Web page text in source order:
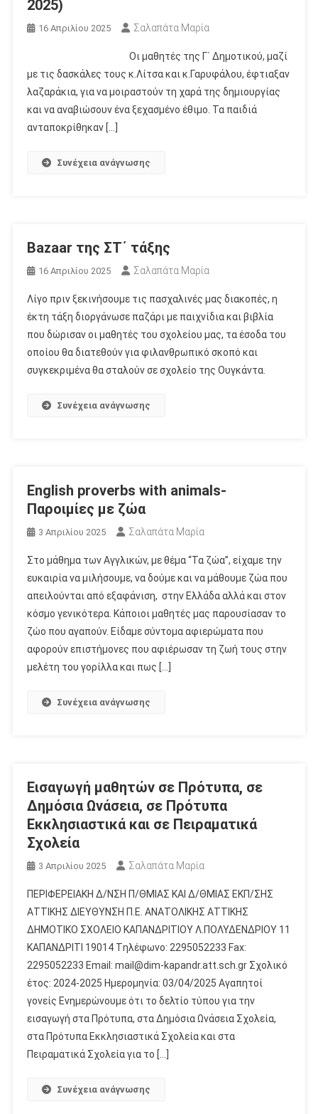
2025)
16 Απριλίου 2025 Σαλαπάτα Μαρία
Οι μαθητές της Γ΄ Δημοτικού, μαζί
με τις δασκάλες τους κ.Λίτσα και κ.Γαρυφάλου, έφτιαξαν
λαζαράκια, για να μοιραστούν τη χαρά της δημιουργίας
και να αναβιώσουν ένα ξεχασμένο έθιμο. Τα παιδιά
ανταποκρίθηκαν […]
Συνέχεια ανάγνωσης
Bazaar της ΣΤ΄ τάξης
16 Απριλίου 2025 Σαλαπάτα Μαρία
Λίγο πριν ξεκινήσουμε τις πασχαλινές μας διακοπές, η
έκτη τάξη διοργάνωσε παζάρι με παιχνίδια και βιβλία
που δώρισαν οι μαθητές του σχολείου μας, τα έσοδα του
οποίου θα διατεθούν για φιλανθρωπικό σκοπό και
συγκεκριμένα θα σταλούν σε σχολείο της Ουγκάντα.
Συνέχεια ανάγνωσης
English proverbs with animals-
Παροιμίες με ζώα
3 Απριλίου 2025 Σαλαπάτα Μαρία
Στο μάθημα των Αγγλικών, με θέμα “Τα ζώα”, είχαμε την
ευκαιρία να μιλήσουμε, να δούμε και να μάθουμε ζώα που
απειλούνται από εξαφάνιση, στην Ελλάδα αλλά και στον
κόσμο γενικότερα. Κάποιοι μαθητές μας παρουσίασαν το
ζώο που αγαπούν. Είδαμε σύντομα αφιερώματα που
αφορούν επιστήμονες που αφιέρωσαν τη ζωή τους στην
μελέτη του γορίλλα και πως […]
Συνέχεια ανάγνωσης
Εισαγωγή μαθητών σε Πρότυπα, σε
Δημόσια Ωνάσεια, σε Πρότυπα
Εκκλησιαστικά και σε Πειραματικά
Σχολεία
3 Απριλίου 2025 Σαλαπάτα Μαρία
ΠΕΡΙΦΕΡΕΙΑΚΗ Δ/ΝΣΗ Π/ΘΜΙΑΣ ΚΑΙ Δ/ΘΜΙΑΣ ΕΚΠ/ΣΗΣ
ΑΤΤΙΚΗΣ ΔΙΕΥΘΥΝΣΗ Π.Ε. ΑΝΑΤΟΛΙΚΗΣ ΑΤΤΙΚΗΣ
ΔΗΜΟΤΙΚΟ ΣΧΟΛΕΙΟ ΚΑΠΑΝΔΡΙΤΙΟΥ Λ.ΠΟΛΥΔΕΝΔΡΙΟΥ 11
ΚΑΠΑΝΔΡΙΤΙ 19014 Tηλέφωνο: 2295052233 Fax:
2295052233 Email: mail@dim-kapandr.att.sch.gr Σχολικό
έτος: 2024-2025 Ημερομηνία: 03/04/2025 Αγαπητοί
γονείς Ενημερώνουμε ότι το δελτίο τύπου για την
εισαγωγή στα Πρότυπα, στα Δημόσια Ωνάσεια Σχολεία,
στα Πρότυπα Εκκλησιαστικά Σχολεία και στα
Πειραματικά Σχολεία για το […]
Συνέχεια ανάγνωσης